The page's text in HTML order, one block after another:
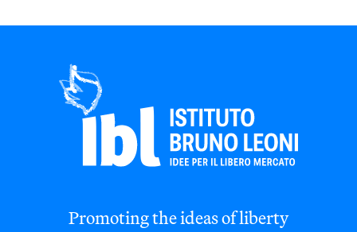
Promoting the ideas of liberty